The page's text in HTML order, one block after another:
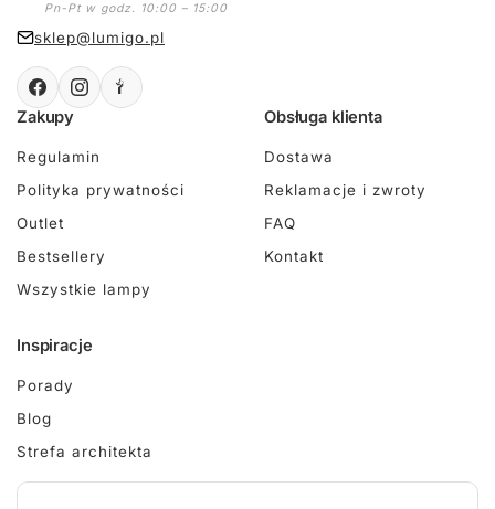
Pn-Pt w godz. 10:00 – 15:00
sklep@lumigo.pl
Zakupy
Regulamin
Polityka prywatności
Outlet
Bestsellery
Wszystkie lampy
Obsługa klienta
Dostawa
Reklamacje i zwroty
FAQ
Kontakt
Inspiracje
Porady
Blog
Strefa architekta